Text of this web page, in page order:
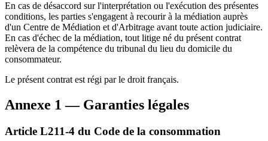
En cas de désaccord sur l'interprétation ou l'exécution des présentes
conditions, les parties s'engagent à recourir à la médiation auprès
d'un Centre de Médiation et d'Arbitrage avant toute action judiciaire.
En cas d'échec de la médiation, tout litige né du présent contrat
relèvera de la compétence du tribunal du lieu du domicile du
consommateur.
Le présent contrat est régi par le droit français.
Annexe 1 — Garanties légales
Article L211-4 du Code de la consommation